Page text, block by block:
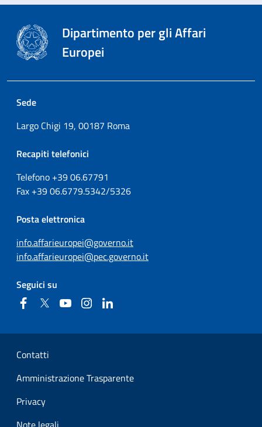
Dipartimento per gli Affari
Europei
Sede
Largo Chigi 19, 00187 Roma
Recapiti telefonici
Telefono +3906.67791
Fax +3906.6779.5342/5326
Posta elettronica
info.affarieuropei@governo.it
info.affarieuropei@pec.governo.it
Seguici su
FacebookTwitter YouTubeInstagram
Sezione Link Utili
Contatti
Amministrazione Trasparente
Privacy